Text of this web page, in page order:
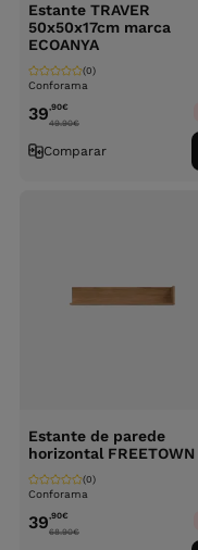
Estante TRAVER
50x50x17cm marca
ECOANYA
Conforama
(0)
39,90€
49.90€
Comparar
Estante de parede
horizontal FREETOWN
Conforama
(0)
39,90€
68.90€